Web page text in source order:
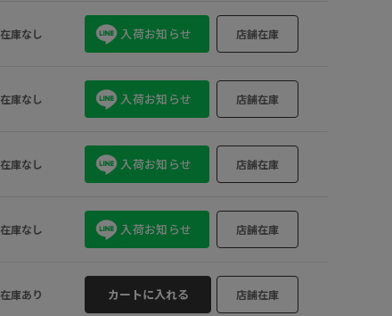
在庫なし 入荷お知らせ 店舗在庫
在庫なし 入荷お知らせ 店舗在庫
在庫なし 入荷お知らせ 店舗在庫
在庫なし 入荷お知らせ 店舗在庫
在庫あり カートに入れる 店舗在庫